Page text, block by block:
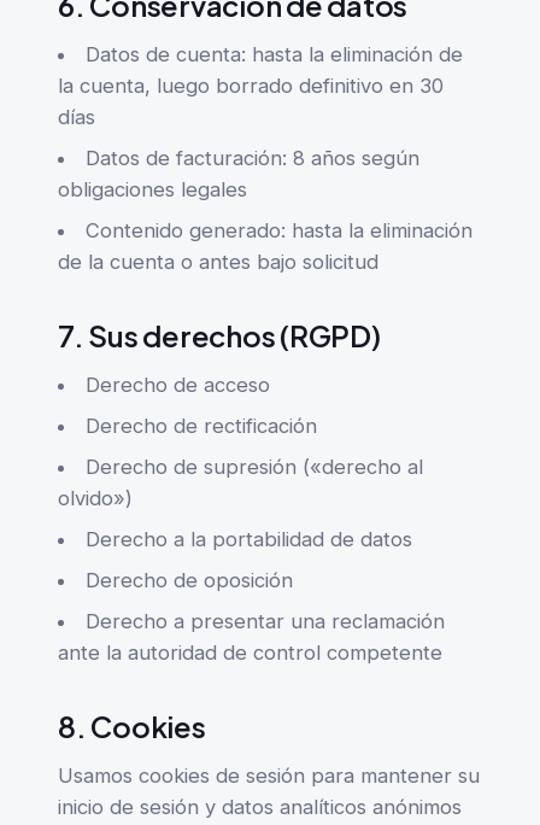
Datos de cuenta: hasta la eliminación de
la cuenta, luego borrado definitivo en 30
días
Datos de facturación: 8 años según
obligaciones legales
Contenido generado: hasta la eliminación
de la cuenta o antes bajo solicitud
7. Sus derechos (RGPD)
Derecho de acceso
Derecho de rectificación
Derecho de supresión («derecho al
olvido»)
Derecho a la portabilidad de datos
Derecho de oposición
Derecho a presentar una reclamación
ante la autoridad de control competente
8. Cookies
Usamos cookies de sesión para mantener su
inicio de sesión y datos analíticos anónimos